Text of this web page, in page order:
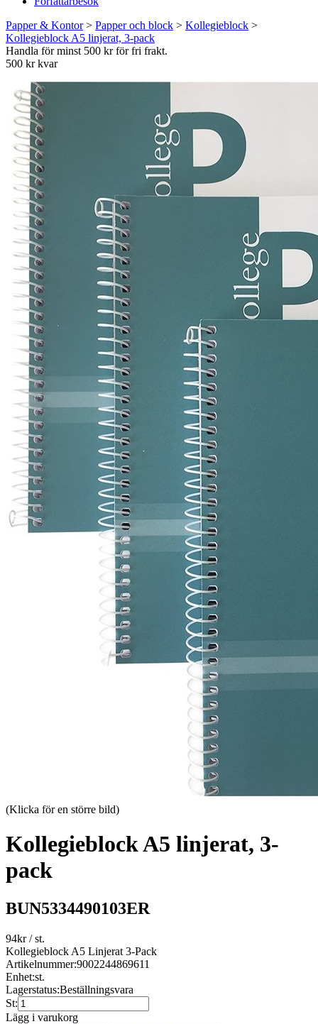
Papper & Kontor> Papper och block > Kollegieblock >
Kollegieblock A5 linjerat, 3-pack
Handla för minst 500 kr för fri frakt.
500 kr kvar
(Klicka för en större bild)
Kollegieblock A5 linjerat, 3-
pack
BUN5334490103ER
94kr/ st.
Kollegieblock A5 Linjerat 3-Pack
Artikelnummer:9002244869611
Enhet:st.
Lagerstatus:Beställningsvara
St:
Lägg i varukorg